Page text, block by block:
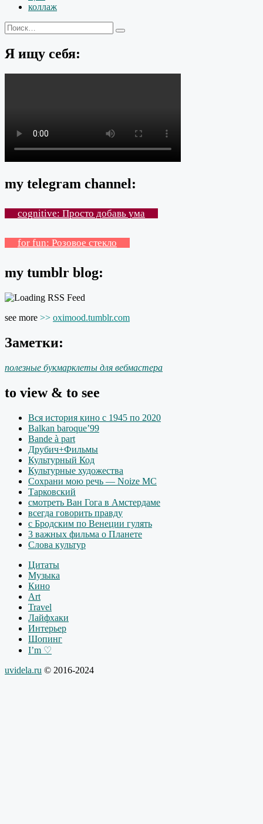
коллаж
Искать:
Поиск
Я ищу себя:
my telegram channel:
cognitive: Просто добавь ума
for fun: Розовое стекло
my tumblr blog:
see more >> oximood.tumblr.com
Заметки:
полезные букмарклеты для вебмастера
to view & to see
Вся история кино с 1945 по 2020
Balkan baroque’99
Bande à part
Друбич+Фильмы
Культурный Код
Культурные художества
Сохрани мою речь — Noize MC
Тарковский
смотреть Ван Гога в Амстердаме
всегда говорить правду
с Бродским по Венеции гулять
3 важных фильма о Планете
Слова культур
Цитаты
Музыка
Кино
Art
Travel
Лайфхаки
Интерьер
Шопинг
I’m ♡
uvidela.ru © 2016-2024